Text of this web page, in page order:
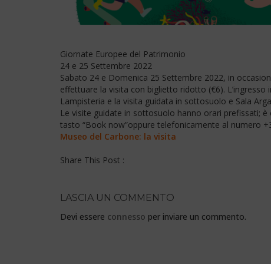
Giornate Europee del Patrimonio
24 e 25 Settembre 2022
Sabato 24 e Domenica 25 Settembre 2022, in
effettuare la visita con biglietto ridotto (€6). L’ingresso
Lampisteria e la visita guidata in sottosuolo e Sala
Le visite guidate in sottosuolo hanno orari prefissati;
tasto “Book now”oppure telefonicamente al numero
Museo del Carbone: la visita
Share This Post :
LASCIA UN COMMENTO
Devi essere connesso per inviare un commento.